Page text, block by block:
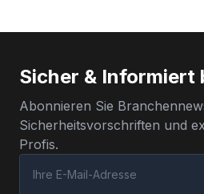
Sicher & Informiert
Abonnieren Sie
Sicherheitsvorschriften und
Profis.